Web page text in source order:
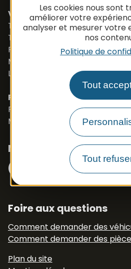
Les cookies nous sont
améliorer votre
analyser et mesurer votre
nos
Politique de
Tout
Tout
Véhicules
Tél. +33 (0)5 65 48 05 75
Tél. +33 (0)5 65 48 37 97
Port. +33 (0)6 79 50 77 83
Mail :
Langues parlées : Français,
PROSZE O KONTAKT- J.POLSKI
Port. 0033 673 191 445
Mail :
Nous suivre
FacebookInstagram
N° Tél
+33 6 79 50
Foire aux questions
Comment demander des
Comment demander des
Plan du site